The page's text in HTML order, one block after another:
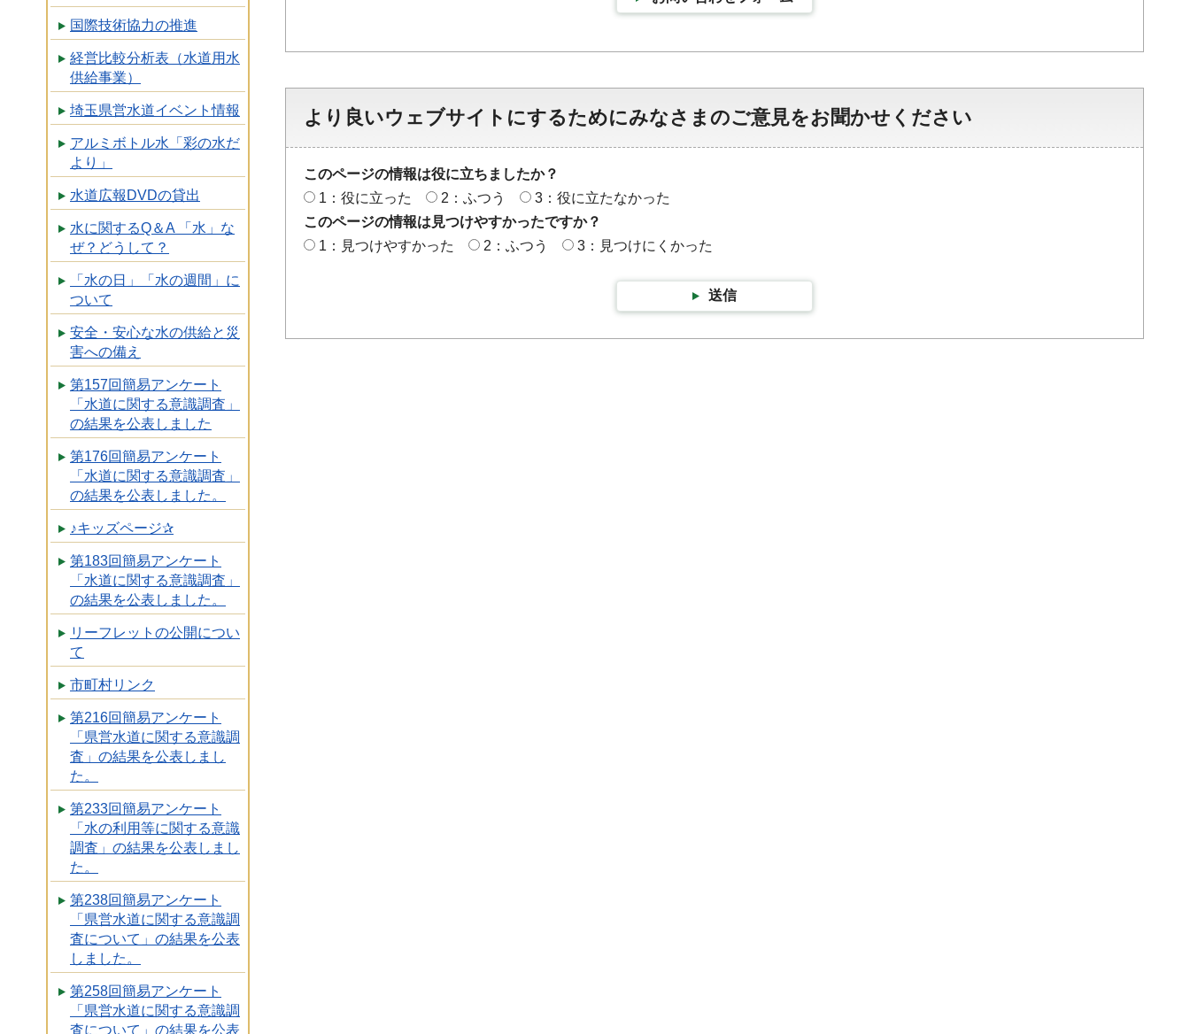
国際技術協力の推進
経営比較分析表（水道用水
供給事業）
埼玉県営水道イベント情報
アルミボトル水「彩の水だ
より」
水道広報DVDの貸出
水に関するQ＆A 「水」な
ぜ？どうして？
「水の日」「水の週間」に
ついて
安全・安心な水の供給と災
害への備え
第157回簡易アンケート
「水道に関する意識調査」
の結果を公表しました
第176回簡易アンケート
「水道に関する意識調査」
の結果を公表しました。
♪キッズページ✰
第183回簡易アンケート
「水道に関する意識調査」
の結果を公表しました。
リーフレットの公開につい
て
市町村リンク
第216回簡易アンケート
「県営水道に関する意識調
査」の結果を公表しまし
た。
第233回簡易アンケート
「水の利用等に関する意識
調査」の結果を公表しまし
た。
第238回簡易アンケート
「県営水道に関する意識調
査について」の結果を公表
しました。
第258回簡易アンケート
「県営水道に関する意識調
査について」の結果を公表
より良いウェブサイトにするためにみなさまのご意見をお聞かせください
このページの情報は役に立ちましたか？
1：役に立った
2：ふつう
3：役に立たなかった
このページの情報は見つけやすかったですか？
1：見つけやすかった
2：ふつう 3：見つけにくかった
送信